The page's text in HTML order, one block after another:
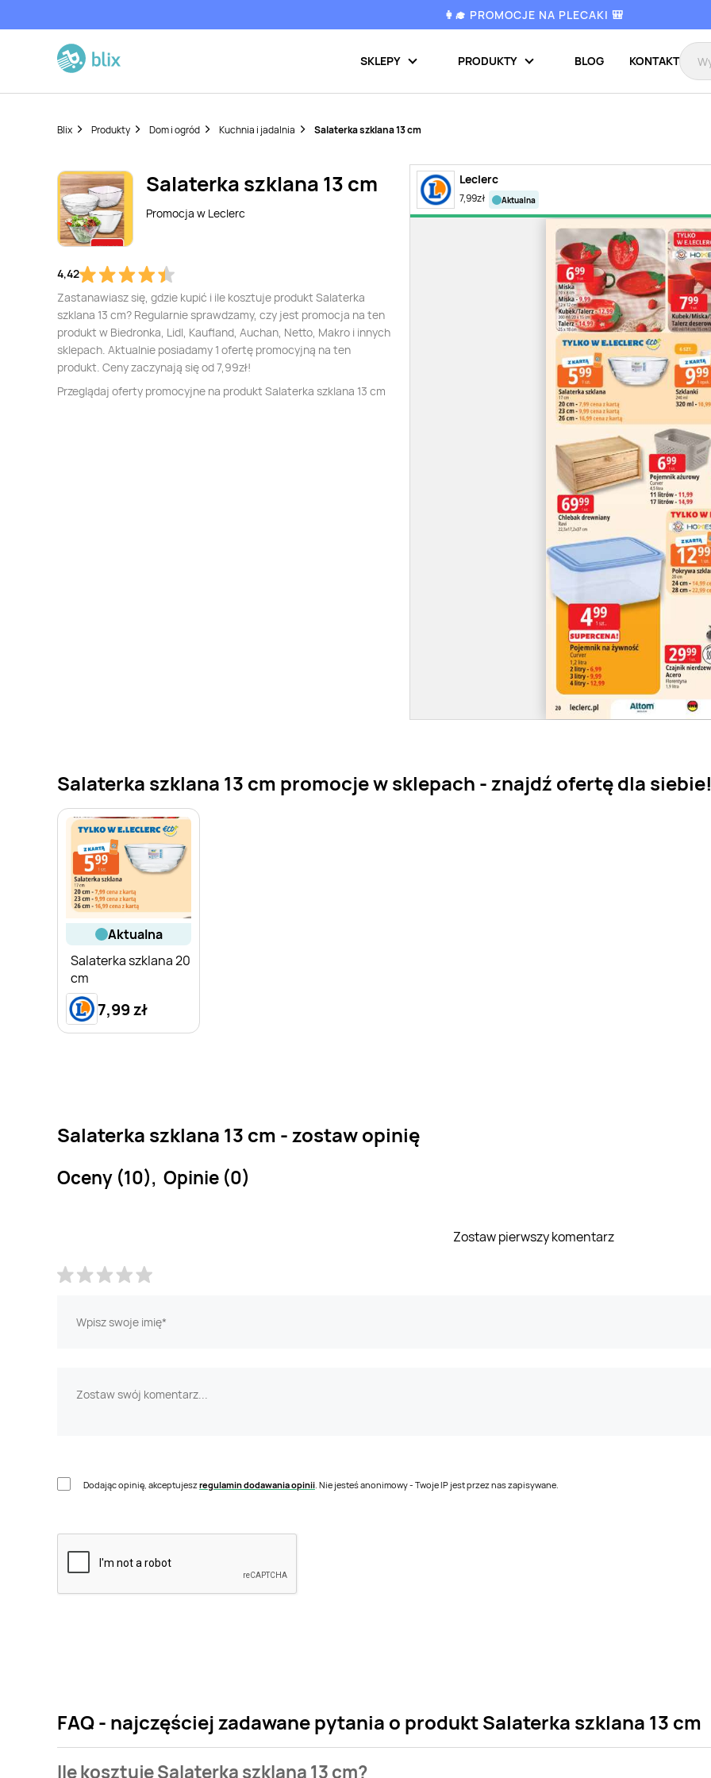
👩‍🎓 PROMOCJE NA PLECAKI 🎒
SKLEPY PRODUKTY BLOG KONTAKT
Blix Produkty Dom i ogród Kuchnia i jadalnia Salaterka szklana 13 cm
Salaterka szklana 13 cm
Promocja w Leclerc
4,42
Zastanawiasz się, gdzie kupić i ile kosztuje produkt Salaterka
szklana 13 cm? Regularnie sprawdzamy, czy jest promocja na ten
produkt w Biedronka, Lidl, Kaufland, Auchan, Netto, Makro i innych
sklepach. Aktualnie posiadamy 1 ofertę promocyjną na ten
produkt. Ceny zaczynają się od 7,99zł!
Przeglądaj oferty promocyjne na produkt Salaterka szklana 13 cm
Leclerc
7,99zł aktualna
Salaterka szklana 13 cm promocje w sklepach - znajdź ofertę dla
aktualna
Salaterka szklana 20
cm
7,99 zł
Salaterka szklana 13 cm - zostaw opinię
Oceny (10), Opinie (0)
Zostaw pierwszy komentarz
Dodając opinię, akceptujeszregulamin dodawania opinii . Nie jesteś anonimowy - Twoje IP jest przez nas zapisywane.
FAQ - najczęściej zadawane pytania o produkt Salaterka szklana 13 cm
Ile kosztuje Salaterka szklana 13 cm?